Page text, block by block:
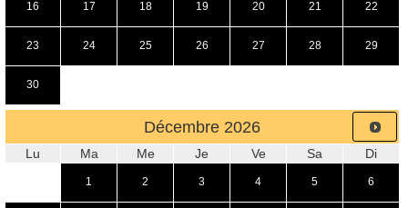
16 17 18 19 20 21 22
23 24 25 26 27 28 29
30
Décembre 2026
Lu Ma Me Je Ve Sa Di
1 2 3 4 5 6